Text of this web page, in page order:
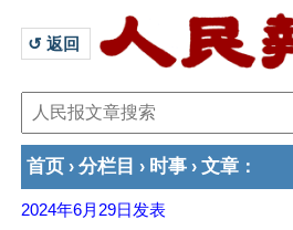
↺ 返回
首页 › 分栏目 › 时事 › 文章 ：
2024年6月29日 发表